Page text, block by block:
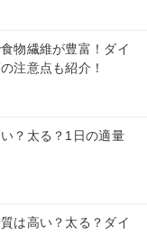
物繊維が豊富！ダイ
注意点も紹介！
？太る？1日の適量
は高い？太る？ダイ